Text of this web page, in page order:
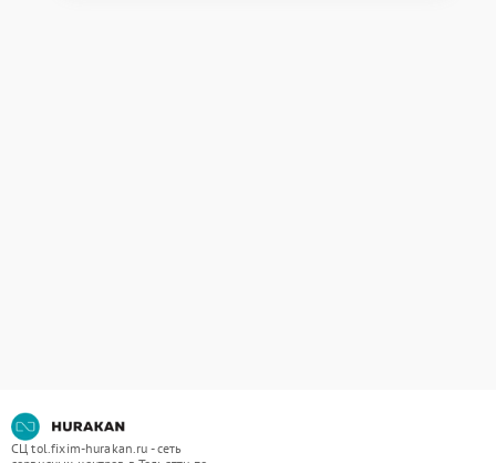
СЦ tol.fixim-hurakan.ru - сеть